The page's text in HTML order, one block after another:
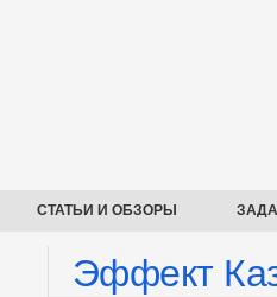
СТАТЬИ И ОБЗОРЫ
Эффект